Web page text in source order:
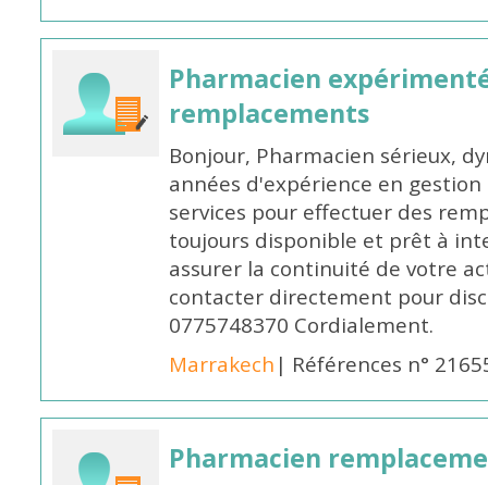
Pharmacien
remplacements
Bonjour, Pharmacien sérieux,
années d'expérience en
services pour effectuer des
toujours disponible et prêt à
assurer la continuité de votre
contacter directement pour
0775748370 Cordialement.
Marrakech | Références n°
Pharmacien